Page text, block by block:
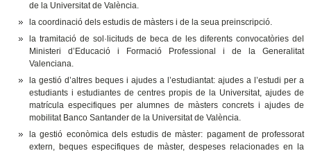
de la Universitat de València.
la coordinació dels estudis de màsters i de la seua preinscripció.
la tramitació de sol·licituds de beca de les diferents convocatòries del
Ministeri d’Educació i Formació Professional i de la Generalitat
Valenciana.
la gestió d’altres beques i ajudes a l’estudiantat: ajudes a l’estudi per a
estudiants i estudiantes de centres propis de la Universitat, ajudes de
matrícula especifiques per alumnes de màsters concrets i ajudes de
mobilitat Banco Santander de la Universitat de València.
la gestió econòmica dels estudis de màster: pagament de professorat
extern, beques especifiques de màster, despeses relacionades en la